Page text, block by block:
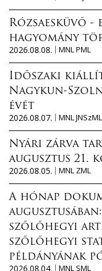
Rózsaesküvő
hagyomány
2026.08.08.
MNL PML
Időszaki
Nagykun-
évét
2026.08.07.
MNL JNSzML
Nyári zárva
augusztus 21.
2026.08.05.
MNL ZML
A hónap
szőlőhegyi
szőlőhegyi
példányának
2026.08.04.
MNL SML